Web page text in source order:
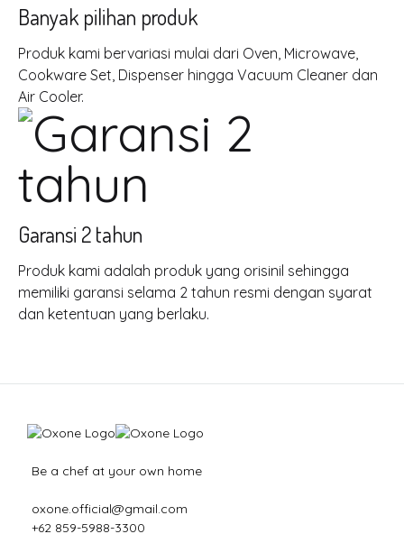
Banyak pilihan produk
Produk kami bervariasi mulai dari Oven, Microwave,
Cookware Set, Dispenser hingga Vacuum Cleaner dan
Air Cooler.
Garansi 2 tahun
Produk kami adalah produk yang orisinil sehingga
memiliki garansi selama 2 tahun resmi dengan syarat
dan ketentuan yang berlaku.
Be a chef at your own home
oxone.official@gmail.com
+62 859-5988-3300